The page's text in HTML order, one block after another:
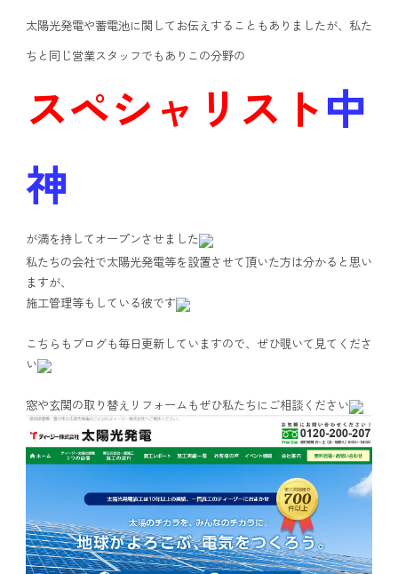
太陽光発電や蓄電池に関してお伝えすることもありましたが、私た
ちと同じ営業スタッフでもありこの分野の
スペシャリスト中
神
が満を持してオープンさせました
私たちの会社で太陽光発電等を設置させて頂いた方は分かると思い
ますが、
施工管理等もしている彼です
こちらもブログも毎日更新していますので、ぜひ覗いて見てくださ
い
窓や玄関の取り替えリフォームもぜひ私たちにご相談ください